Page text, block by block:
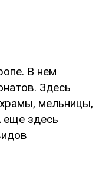
В нем
Здесь
мельницы,
еще здесь